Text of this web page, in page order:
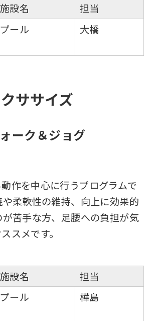
施設名
プール
担当
大橋
ササイズ
ーク＆ジョグ
作を中心に行うプログラムで
や柔軟性の維持、向上に効果的
が苦手な方、足腰への負担が気
スメです。
施設名
プール
担当
樺島
top
if
use
translation
service,
the
Japanese
of
website